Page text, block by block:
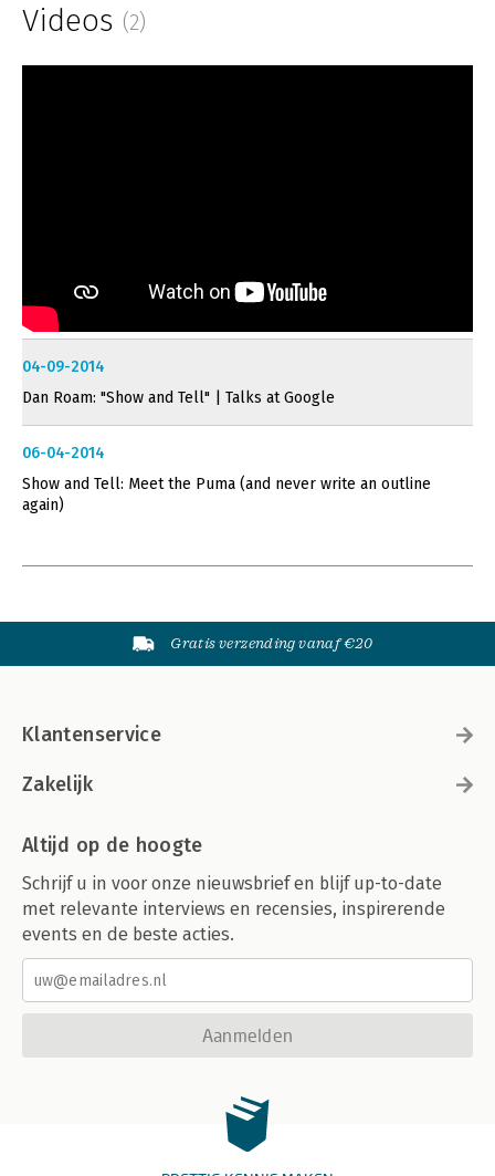
Videos (2)
04-09-2014
Dan Roam: "Show and Tell" | Talks at Google
06-04-2014
Show and Tell: Meet the Puma (and never write an outline
again)
Gratis verzending vanaf €20
Klantenservice
Zakelijk
Altijd op de hoogte
Schrijf u in voor onze nieuwsbrief en blijf up-to-date
met relevante interviews en recensies, inspirerende
events en de beste acties.
Aanmelden